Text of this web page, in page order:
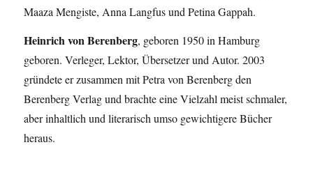
Maaza Mengiste, Anna Langfus und ­Petina Gappah.
Heinrich von Berenberg, geboren 1950 in Hamburg
geboren. Verleger, Lektor, Übersetzer und Autor. 2003
gründete er zusammen mit Petra von Berenberg den
Berenberg Verlag und brachte eine Vielzahl meist schmaler,
aber inhaltlich und literarisch umso gewichtigere Bücher
heraus.